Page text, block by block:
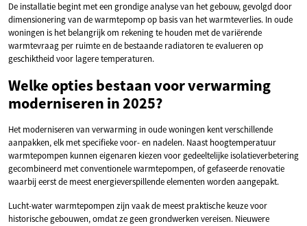
De installatie begint met een grondige analyse van het gebouw, gevolgd door
dimensionering van de warmtepomp op basis van het warmteverlies. In oude
woningen is het belangrijk om rekening te houden met de variërende
warmtevraag per ruimte en de bestaande radiatoren te evalueren op
geschiktheid voor lagere temperaturen.
Welke opties bestaan voor verwarming
moderniseren in 2025?
Het moderniseren van verwarming in oude woningen kent verschillende
aanpakken, elk met specifieke voor- en nadelen. Naast hoogtemperatuur
warmtepompen kunnen eigenaren kiezen voor gedeeltelijke isolatieverbetering
gecombineerd met conventionele warmtepompen, of gefaseerde renovatie
waarbij eerst de meest energieverspillende elementen worden aangepakt.
Lucht-water warmtepompen zijn vaak de meest praktische keuze voor
historische gebouwen, omdat ze geen grondwerken vereisen. Nieuwere